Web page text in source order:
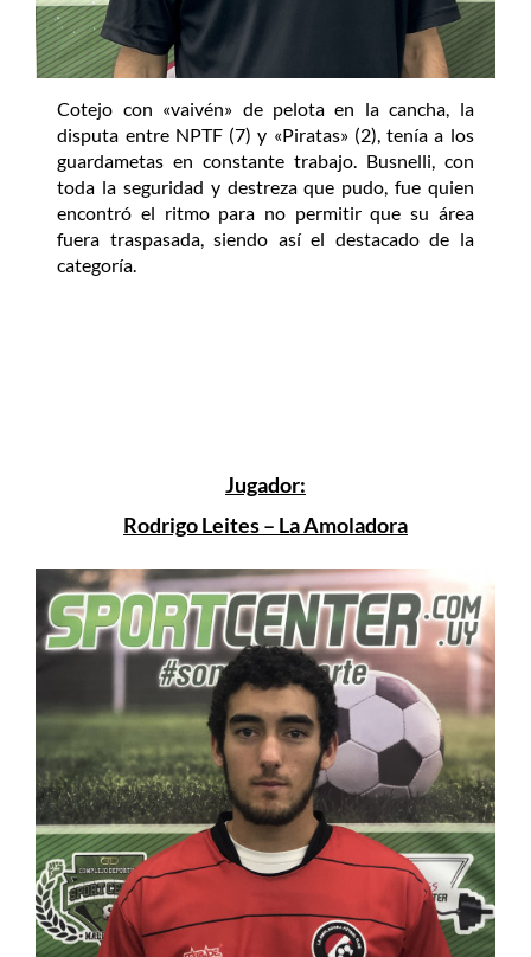
Cotejo con «vaivén» de pelota en la cancha, la
disputa entre NPTF (7) y «Piratas» (2), tenía a los
guardametas en constante trabajo. Busnelli, con
toda la seguridad y destreza que pudo, fue quien
encontró el ritmo para no permitir que su área
fuera traspasada, siendo así el destacado de la
categoría.
Jugador:
Rodrigo Leites – La Amoladora